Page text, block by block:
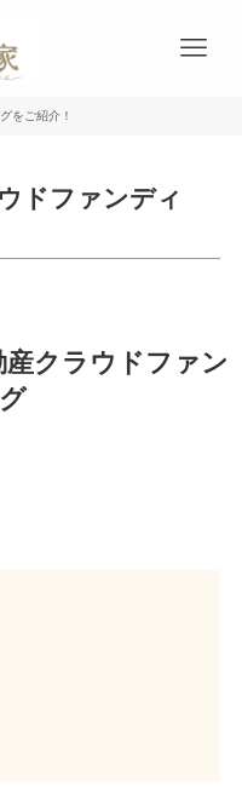
をご紹介！
ドファンディ
産クラウドファン